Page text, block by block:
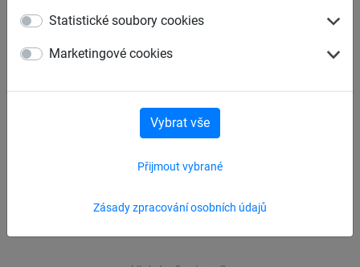
Statistické soubory cookies
Marketingové cookies
Zásady zpracování osobních údajů
Přijmout vybrané
Vybrat vše
Kompletní zařízení Závěsné komponenty
Kompletní zařízení